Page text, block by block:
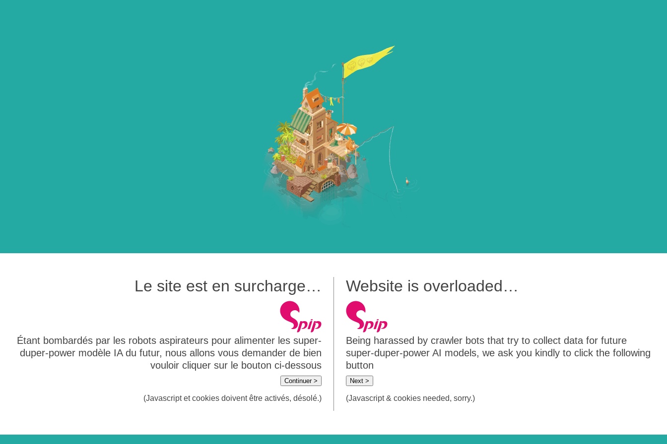
Le site est en surcharge…
Étant bombardés par les robots aspirateurs pour alimenter les super-
duper-power modèle IA du futur, nous allons vous demander de bien
vouloir cliquer sur le bouton ci-dessous
Continuer >
(Javascript et cookies doivent être activés, désolé.)
Website is overloaded…
Being harassed by crawler bots that try to collect data for future
super-duper-power AI models, we ask you kindly to click the following
button
Next >
(Javascript & cookies needed, sorry.)